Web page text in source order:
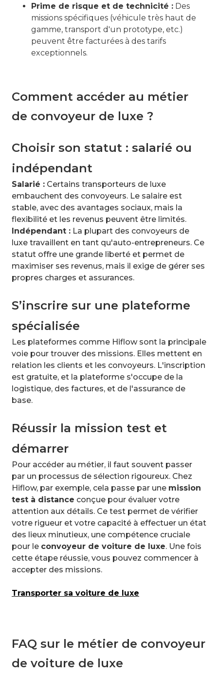
Prime de risque et de technicité : Des
missions spécifiques (véhicule très haut de
gamme, transport d'un prototype, etc.)
peuvent être facturées à des tarifs
exceptionnels.
Comment accéder au métier
de convoyeur de luxe ?
Choisir son statut : salarié ou
indépendant
Salarié : Certains transporteurs de luxe
embauchent des convoyeurs. Le salaire est
stable, avec des avantages sociaux, mais la
flexibilité et les revenus peuvent être limités.
Indépendant : La plupart des convoyeurs de
luxe travaillent en tant qu'auto-entrepreneurs. Ce
statut offre une grande liberté et permet de
maximiser ses revenus, mais il exige de gérer ses
propres charges et assurances.
S’inscrire sur une plateforme
spécialisée
Les plateformes comme Hiflow sont la principale
voie pour trouver des missions. Elles mettent en
relation les clients et les convoyeurs. L'inscription
est gratuite, et la plateforme s'occupe de la
logistique, des factures, et de l'assurance de
base.
Réussir la mission test et
démarrer
Pour accéder au métier, il faut souvent passer
par un processus de sélection rigoureux. Chez
Hiflow, par exemple, cela passe par une mission
test à distance conçue pour évaluer votre
attention aux détails. Ce test permet de vérifier
votre rigueur et votre capacité à effectuer un état
des lieux minutieux, une compétence cruciale
pour le convoyeur de voiture de luxe. Une fois
cette étape réussie, vous pouvez commencer à
accepter des missions.
Transporter sa voiture de luxe
FAQ sur le métier de convoyeur
de voiture de luxe